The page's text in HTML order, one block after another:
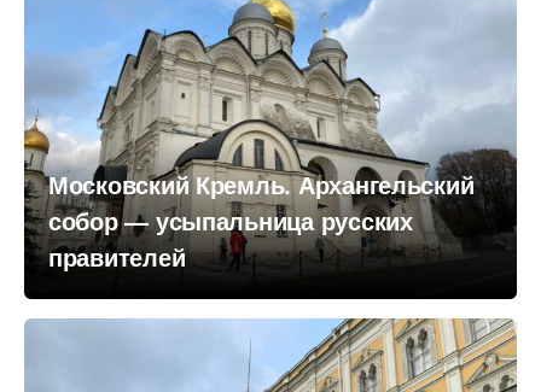
Московский Кремль. Архангельский
собор — усыпальница русских
правителей